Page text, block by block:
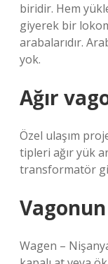
biridir. Hem
giyerek bir
arabalarıdır.
yok.
Ağır
Özel ulaşım
tipleri ağır yük
transformatör
Wagen –